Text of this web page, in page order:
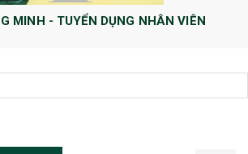
MINH - TUYỂN DỤNG NHÂN VIÊN